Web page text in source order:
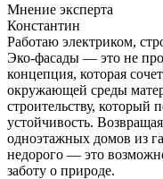
Мнение эксперта
Константин
Работаю электриком,
Эко-фасады — это не
концепция, которая
окружающей среды
строительству, который
устойчивость.
одноэтажных домов из
недорого — это
заботу о природе.